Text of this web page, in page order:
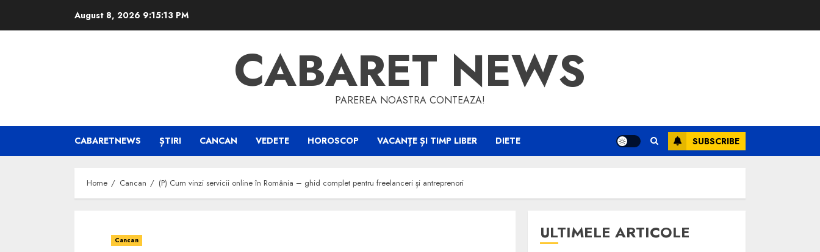
August 8, 2026 9:15:13 PM
CABARET NEWS
PAREREA NOASTRA CONTEAZA!
CABARETNEWS ȘTIRI CANCAN VEDETE HOROSCOP VACANȚE ȘI TIMP LIBER DIETE SUBSCRIBE
Home Cancan (P) Cum vinzi servicii online în România – ghid complet pentru freelanceri și antreprenori
Cancan ULTIMELE ARTICOLE